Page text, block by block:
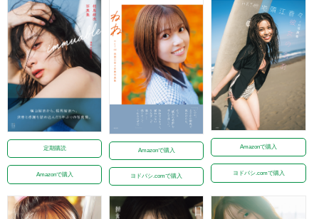
定期購読
Amazonで購入
Amazonで購入
ヨドバシ.comで購入
Amazonで購入
ヨドバシ.comで購入